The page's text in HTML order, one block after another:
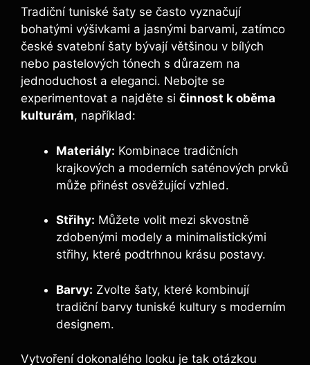
Tradiční tuniské šaty se často vyznačují
bohatými výšivkami a jasnými barvami, zatímco
české svatební šaty bývají většinou v bílých
nebo pastelových tónech s důrazem na
jednoduchost a eleganci. Nebojte se
experimentovat a najděte si činnost k oběma
kulturám, například:
Materiály: Kombinace tradičních
krajkových a moderních saténových prvků
může přinést osvěžující vzhled.
Střihy: Můžete volit mezi skvostně
zdobenými modely a minimalistickými
střihy, které podtrhnou krásu postavy.
Barvy: Zvolte šaty, které kombinují
tradiční barvy tuniské kultury s moderním
designem.
Vytvoření dokonalého looku je tak otázkou